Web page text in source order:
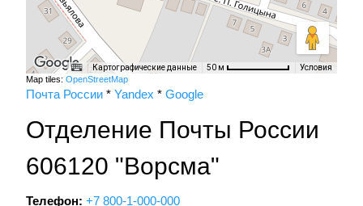
Картографические данные 50 м Условия
Map tiles: OpenStreetMap
Почта России * Yandex * Google
Отделение Почты России
606120 "Ворсма"
Телефон: +7 800-1-000-000